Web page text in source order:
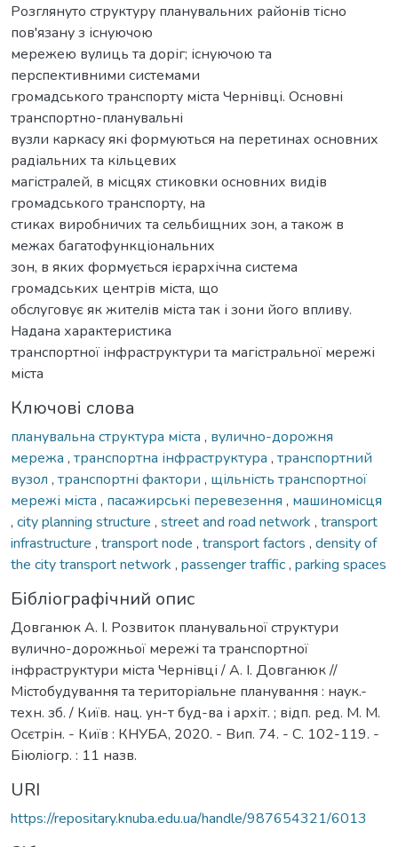
Розглянуто структуру планувальних районів тісно
пов'язану з існуючою
мережею вулиць та доріг; існуючою та
перспективними системами
громадського транспорту міста Чернівці. Основні
транспортно-планувальні
вузли каркасу які формуються на перетинах основних
радіальних та кільцевих
магістралей, в місцях стиковки основних видів
громадського транспорту, на
стиках виробничих та сельбищних зон, а також в
межах багатофункціональних
зон, в яких формується ієрархічна система
громадських центрів міста, що
обслуговує як жителів міста так і зони його впливу.
Надана характеристика
транспортної інфраструктури та магістральної мережі
міста
Ключові слова
планувальна структура міста , вулично-дорожня
мережа , транспортна інфраструктура , транспортний
вузол , транспортні фактори , щільність транспортної
мережі міста , пасажирські перевезення , машиномісця
, city planning structure , street and road network , transport
infrastructure , transport node , transport factors , density of
the city transport network , passenger traffic, parking spaces
Бібліографічний опис
Довганюк А. І. Розвиток планувальної структури
вулично-дорожньої мережі та транспортної
інфраструктури міста Чернівці / А. І. Довганюк //
Містобудування та територіальне планування : наук.-
техн. зб. / Київ. нац. ун-т буд-ва і архіт. ; відп. ред. М. М.
Осєтрін. - Київ : КНУБА, 2020. - Вип. 74. - С. 102-119. -
Біюліогр. : 11 назв.
URI
https://repositary.knuba.edu.ua/handle/987654321/6013